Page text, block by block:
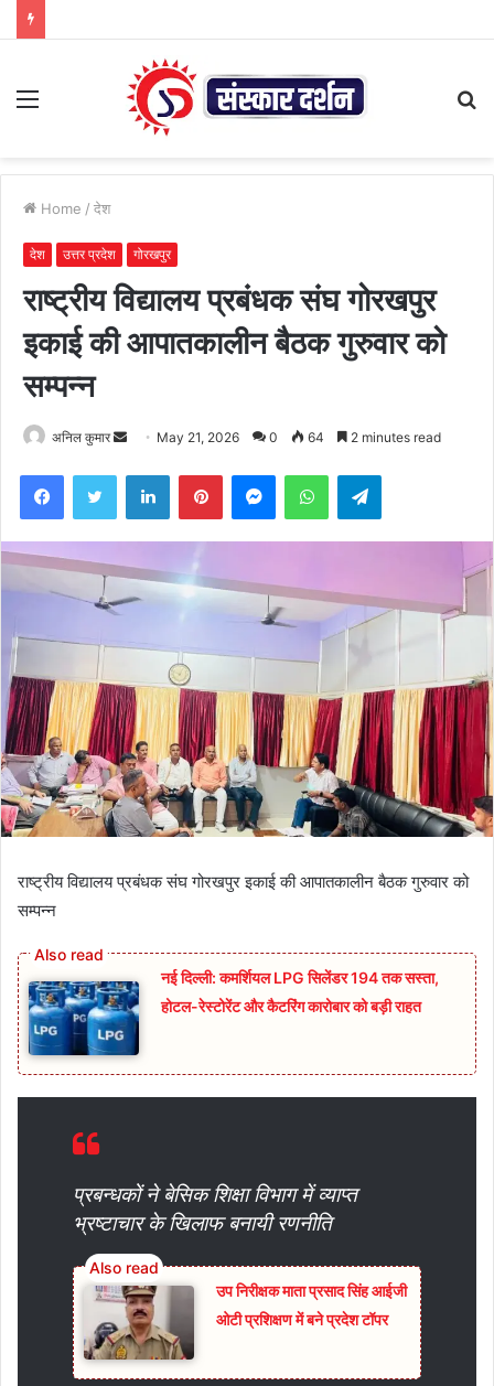
Menu
Home / देश
देश उत्तर प्रदेश गोरखपुर
राष्ट्रीय विद्यालय प्रबंधक संघ गोरखपुर
इकाई की आपातकालीन बैठक गुरुवार को
सम्पन्न
अनिल कुमार
Send
email
May 21, 2026 0 64 2 minutes read
FacebookTwitter LinkedInPinterestMessengerWhatsAppTelegram
राष्ट्रीय विद्यालय प्रबंधक संघ गोरखपुर इकाई की आपातकालीन बैठक गुरुवार को
सम्पन्न
नई दिल्ली: कमर्शियल LPG सिलेंडर 194 तक सस्ता,
होटल-रेस्टोरेंट और कैटरिंग कारोबार को बड़ी राहत
प्रबन्धकों ने बेसिक शिक्षा विभाग में व्याप्त
भ्रष्टाचार के खिलाफ बनायी रणनीति
उप निरीक्षक माता प्रसाद सिंह आईजी
ओटी प्रशिक्षण में बने प्रदेश टॉपर